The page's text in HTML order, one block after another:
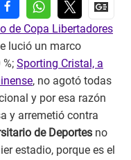
de Copa Libertadores
lució un marco
Sporting Cristal, a
, no agotó todas
y por esa razón
y arremetió contra
de Deportes no
estadio, porque es el